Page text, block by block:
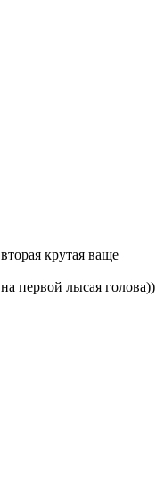
вторая крутая ваще
на первой лысая голова))